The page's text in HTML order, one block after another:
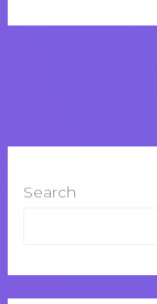
Search